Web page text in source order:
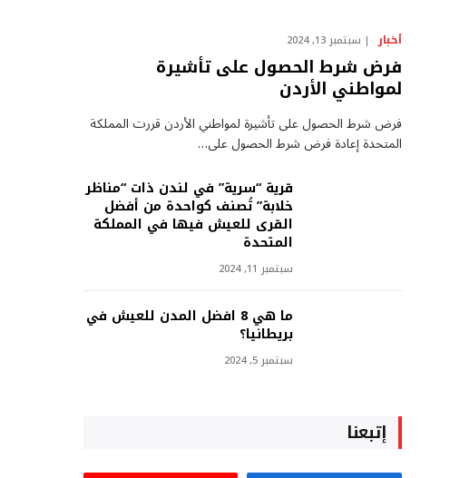
أخبار سبتمبر 13, 2024
فرض شرط الحصول على تأشيرة
لمواطني الأردن
فرض شرط الحصول على تأشيرة لمواطني الأردن قررت المملكة
المتحدة إعادة فرض شرط الحصول على…
قرية “سرية” في لندن ذات “مناظر
خلابة” تُصنف كواحدة من أفضل
القرى للعيش فيها في المملكة
المتحدة
سبتمبر 11, 2024
ما هي 8 افضل المدن للعيش في
بريطانيا؟
سبتمبر 5, 2024
إتبعنا